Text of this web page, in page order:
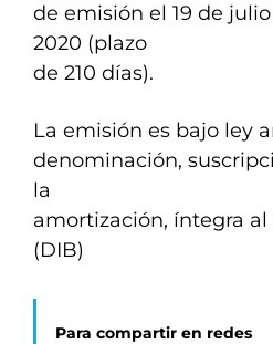
de emisión el 19 de
2020 (plazo
de 210 días).
La emisión es bajo ley
denominación,
la
amortización, íntegra
(DIB)
Para compartir en redes